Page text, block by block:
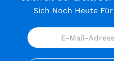
Sich Noch Heute